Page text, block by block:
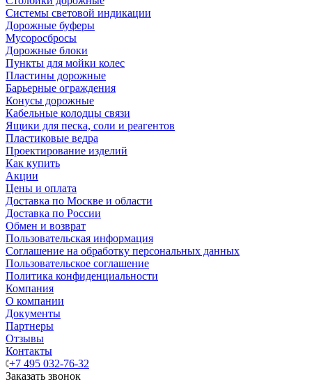
Системы световой индикации
Дорожные буферы
Мусоросбросы
Дорожные блоки
Пункты для мойки колес
Пластины дорожные
Барьерные ограждения
Конусы дорожные
Кабельные колодцы связи
Ящики для песка, соли и реагентов
Пластиковые ведра
Проектирование изделий
Как купить
Акции
Цены и оплата
Доставка по Москве и области
Доставка по России
Обмен и возврат
Пользовательская информация
Соглашение на обработку персональных данных
Пользовательское соглашение
Политика конфиденциальности
Компания
О компании
Документы
Партнеры
Отзывы
Контакты
+7 495 032-76-32
Заказать звонок